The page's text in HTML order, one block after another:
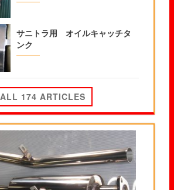
サニトラ用 オイルキャッチタ
ンク
ALL 174 ARTICLES